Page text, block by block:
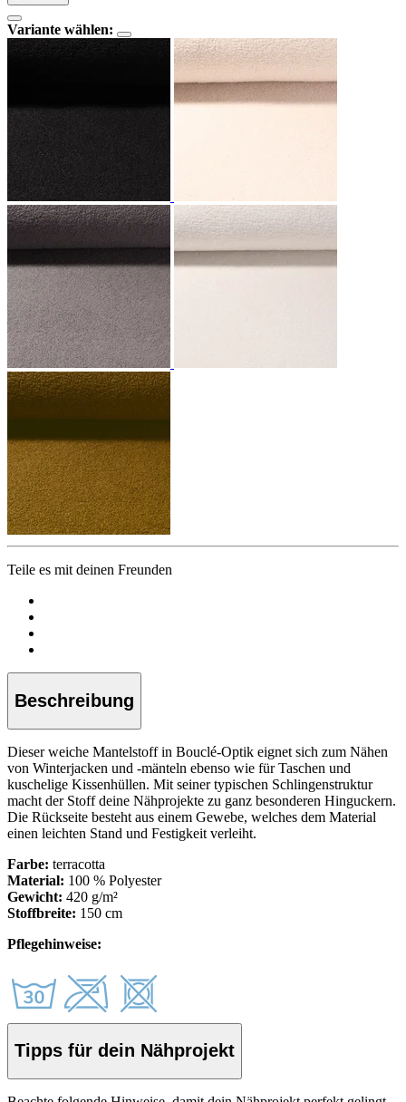
Variante wählen:
Teile es mit deinen Freunden
Beschreibung
Dieser weiche Mantelstoff in Bouclé-Optik eignet sich zum Nähen
von Winterjacken und -mänteln ebenso wie für Taschen und
kuschelige Kissenhüllen. Mit seiner typischen Schlingenstruktur
macht der Stoff deine Nähprojekte zu ganz besonderen Hinguckern.
Die Rückseite besteht aus einem Gewebe, welches dem Material
einen leichten Stand und Festigkeit verleiht.
Farbe: terracotta
Material: 100 % Polyester
Gewicht: 420 g/m²
Stoffbreite: 150 cm
Pflegehinweise:
Tipps für dein Nähprojekt